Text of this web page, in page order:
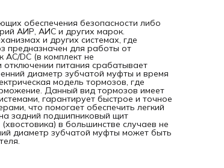
обеспечения безопасности либо
АИР, АИС и других марок.
и других системах, где
предназначен для работы от
DC (в комплект не
питания срабатывает
диаметр зубчатой муфты и время
модель тормозов, где
Данный вид тормозов имеет
гарантирует быстрое и точное
что помогает обеспечить легкий
задний подшипниковый щит
в большинстве случаев не
диаметр зубчатой муфты может быть